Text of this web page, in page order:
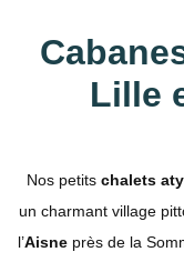
Lille
Nos petits chalets
un charmant village
l’Aisneprès de la